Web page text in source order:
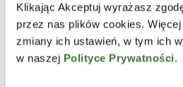
Klikając Akceptuj wyrażasz
przez nas plików cookies.
zmiany ich ustawień, w tym ich
w naszej Polityce Prywatności.
INCI
Aqua (Water), Hexyl Laurate,
Hydroxybenzoyl Hexyl